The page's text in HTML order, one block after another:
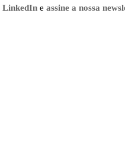
LinkedIn e assine a nossa